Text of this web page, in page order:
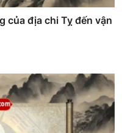
của địa chi Tỵ đến vận